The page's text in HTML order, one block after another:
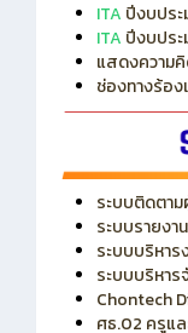
ITA ปีงบปร
ITA ปีงบปร
แสดงความคิ
ช่องทางร้อง
ระบบติดตาม
ระบบรายงา
ระบบบริหาร
ระบบบริหาร
Chontech
ศธ.02 ครูแ